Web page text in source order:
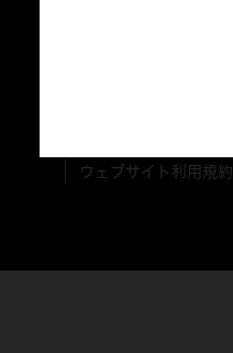
ウェブサイト利用規約